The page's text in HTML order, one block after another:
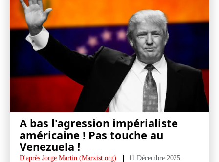
A bas l'agression impérialiste
américaine ! Pas touche au
Venezuela !
D'après Jorge Martin (Marxist.org) 11 Décembre 2025